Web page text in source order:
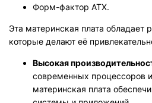
Форм-фактор ATX.
Эта материнская плата
которые делают её
Высокая
современных процессоров
материнская плата